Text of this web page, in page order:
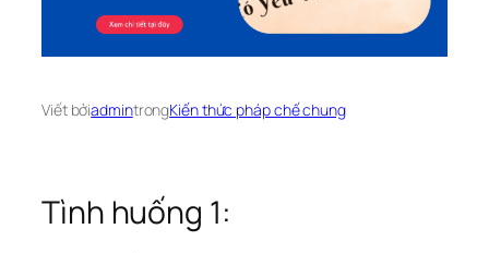
Viết bởiadmintrongKiến thức pháp chế chung
Tình huống 1: